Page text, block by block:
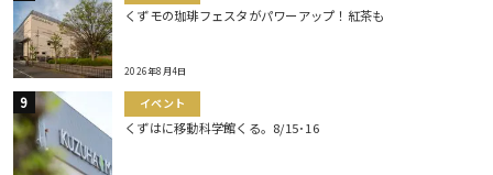
くずモの珈琲フェスタがパワーアップ！紅茶も
2026年8月4日
イベント
くずはに移動科学館くる。8/15･16